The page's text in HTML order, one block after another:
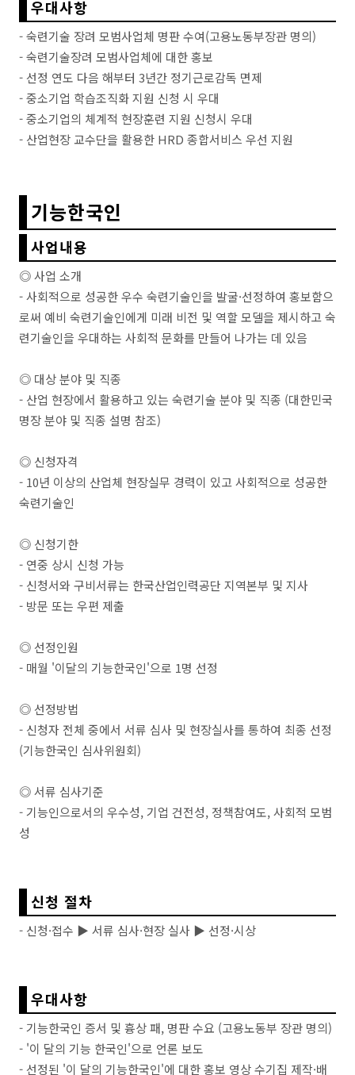
우대사항
- 숙련기술 장려 모범사업체 명판 수여(고용노동부장관 명의)
- 숙련기술장려 모범사업체에 대한 홍보
- 선정 연도 다음 해부터 3년간 정기근로감독 면제
- 중소기업 학습조직화 지원 신청 시 우대
- 중소기업의 체계적 현장훈련 지원 신청시 우대
- 산업현장 교수단을 활용한 HRD 종합서비스 우선 지원
기능한국인
사업내용
◎ 사업 소개
- 사회적으로 성공한 우수 숙련기술인을 발굴·선정하여 홍보함으
로써 예비 숙련기술인에게 미래 비전 및 역할 모델을 제시하고 숙
련기술인을 우대하는 사회적 문화를 만들어 나가는 데 있음
◎ 대상 분야 및 직종
- 산업 현장에서 활용하고 있는 숙련기술 분야 및 직종 (대한민국
명장 분야 및 직종 설명 참조)
◎ 신청자격
- 10년 이상의 산업체 현장실무 경력이 있고 사회적으로 성공한
숙련기술인
◎ 신청기한
- 연중 상시 신청 가능
- 신청서와 구비서류는 한국산업인력공단 지역본부 및 지사
- 방문 또는 우편 제출
◎ 선정인원
- 매월 '이달의 기능한국인'으로 1명 선정
◎ 선정방법
- 신청자 전체 중에서 서류 심사 및 현장실사를 통하여 최종 선정
(기능한국인 심사위원회)
◎ 서류 심사기준
- 기능인으로서의 우수성, 기업 건전성, 정책참여도, 사회적 모범
성
신청 절차
- 신청·접수 ▶ 서류 심사·현장 실사 ▶ 선정·시상
우대사항
- 기능한국인 증서 및 흉상 패, 명판 수요 (고용노동부 장관 명의)
- '이 달의 기능 한국인'으로 언론 보도
- 선정된 '이 달의 기능한국인'에 대한 홍보 영상 수기집 제작·배